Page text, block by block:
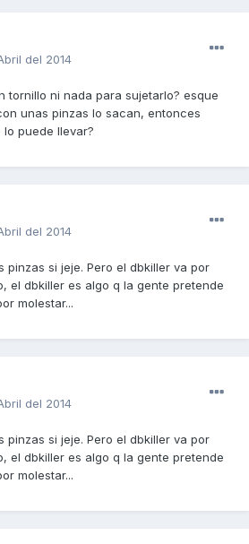
del 2014
tornillo ni nada para sujetarlo? esque
unas pinzas lo sacan, entonces
puede llevar?
del 2014
pinzas si jeje. Pero el dbkiller va por
el dbkiller es algo q la gente pretende
molestar...
del 2014
pinzas si jeje. Pero el dbkiller va por
el dbkiller es algo q la gente pretende
molestar...